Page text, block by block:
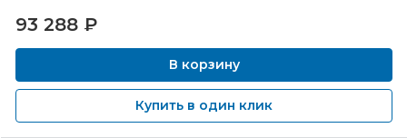
93 288 ₽
В корзину
Купить в один клик